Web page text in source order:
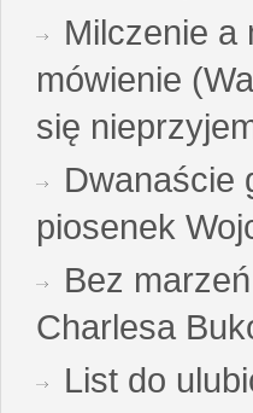
Milczenie a
mówienie
się
Dwanaście
piosenek
Bez
Charlesa
List do